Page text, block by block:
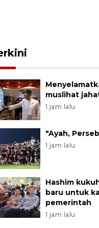
muslihat
1 jam lalu
"Ayah,
1 jam lalu
Hashim
baru untuk
pemerintah
1 jam lalu